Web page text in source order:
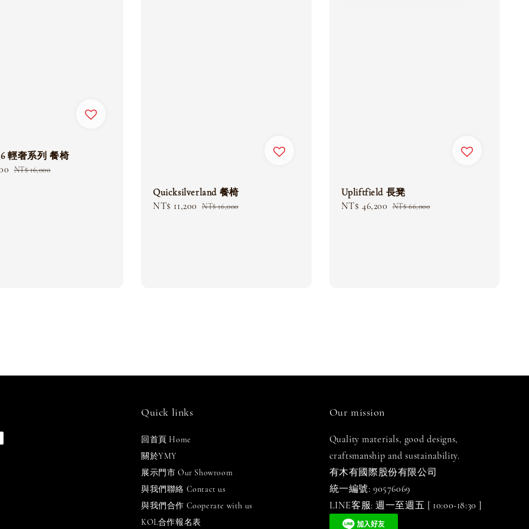
輕奢系列 餐椅
Regular
NT$ 16,000
Quicksilverland 餐椅
Sale
NT$ 11,200 Regular
NT$ 16,000
Upliftfield 長凳
Sale
NT$ 46,200 Regular
NT$ 66,000
Quick links
回首頁 Home
關於YMY
展示門市 Our Showroom
與我們聯絡 Contact us
與我們合作 Cooperate with us
KOL合作報名表
Our mission
Quality materials, good designs,
craftsmanship and sustainability.
有木有國際股份有限公司
統一編號: 90576069
LINE客服: 週一至週五 [ 10:00-18:30 ]